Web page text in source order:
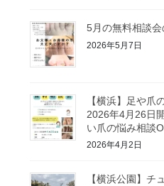
5月の無料相談
2026年5月7日
【横浜】足や爪
2026年4月26日
い爪の悩み相談
2026年4月2日
【横浜公園】チ